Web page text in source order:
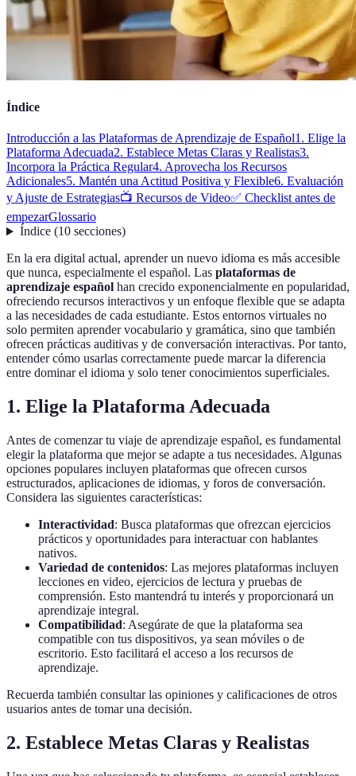
Índice
Introducción a las Plataformas de Aprendizaje de Español1. Elige la
Plataforma Adecuada2. Establece Metas Claras y Realistas3.
Incorpora la Práctica Regular4. Aprovecha los Recursos
Adicionales5. Mantén una Actitud Positiva y Flexible6. Evaluación
y Ajuste de Estrategias📺 Recursos de Video✅ Checklist antes de
empezarGlossario
Índice(10 secciones)
En la era digital actual, aprender un nuevo idioma es más accesible
que nunca, especialmente el español. Las plataformas de
aprendizaje español han crecido exponencialmente en popularidad,
ofreciendo recursos interactivos y un enfoque flexible que se adapta
a las necesidades de cada estudiante. Estos entornos virtuales no
solo permiten aprender vocabulario y gramática, sino que también
ofrecen prácticas auditivas y de conversación interactivas. Por tanto,
entender cómo usarlas correctamente puede marcar la diferencia
entre dominar el idioma y solo tener conocimientos superficiales.
1. Elige la Plataforma Adecuada
Antes de comenzar tu viaje de aprendizaje español, es fundamental
elegir la plataforma que mejor se adapte a tus necesidades. Algunas
opciones populares incluyen plataformas que ofrecen cursos
estructurados, aplicaciones de idiomas, y foros de conversación.
Considera las siguientes características:
Interactividad: Busca plataformas que ofrezcan ejercicios
prácticos y oportunidades para interactuar con hablantes
nativos.
Variedad de contenidos: Las mejores plataformas incluyen
lecciones en video, ejercicios de lectura y pruebas de
comprensión. Esto mantendrá tu interés y proporcionará un
aprendizaje integral.
Compatibilidad: Asegúrate de que la plataforma sea
compatible con tus dispositivos, ya sean móviles o de
escritorio. Esto facilitará el acceso a los recursos de
aprendizaje.
Recuerda también consultar las opiniones y calificaciones de otros
usuarios antes de tomar una decisión.
2. Establece Metas Claras y Realistas